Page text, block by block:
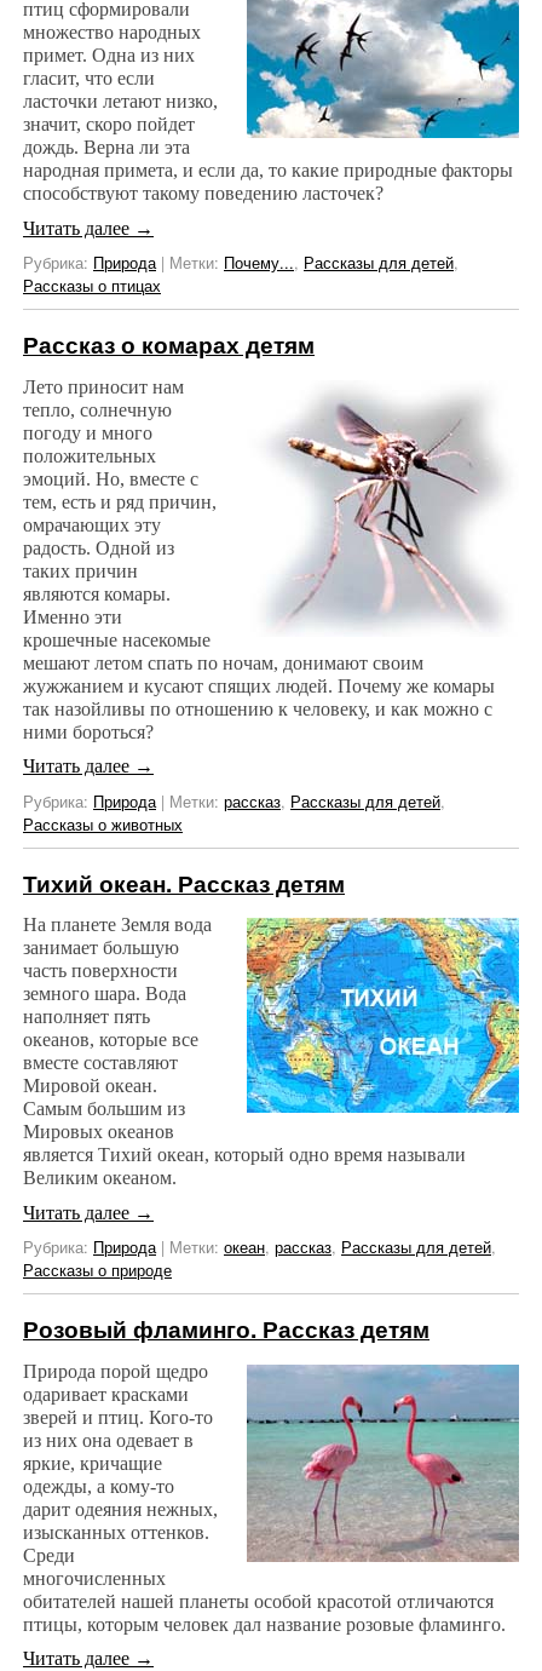
птиц сформировали
множество народных
примет. Одна из них
гласит, что если
ласточки летают низко,
значит, скоро пойдет
дождь. Верна ли эта
народная примета, и если да, то какие природные факторы
способствуют такому поведению ласточек?
Читать далее →
Рубрика: Природа | Метки: Почему..., Рассказы для детей,
Рассказы о птицах
Рассказ о комарах детям
Лето приносит нам
тепло, солнечную
погоду и много
положительных
эмоций. Но, вместе с
тем, есть и ряд причин,
омрачающих эту
радость. Одной из
таких причин
являются комары.
Именно эти
крошечные насекомые
мешают летом спать по ночам, донимают своим
жужжанием и кусают спящих людей. Почему же комары
так назойливы по отношению к человеку, и как можно с
ними бороться?
Читать далее →
Рубрика: Природа | Метки: рассказ, Рассказы для детей,
Рассказы о животных
Тихий океан. Рассказ детям
На планете Земля вода
занимает большую
часть поверхности
земного шара. Вода
наполняет пять
океанов, которые все
вместе составляют
Мировой океан.
Самым большим из
Мировых океанов
является Тихий океан, который одно время называли
Великим океаном.
Читать далее →
Рубрика: Природа | Метки: океан, рассказ, Рассказы для детей,
Рассказы о природе
Розовый фламинго. Рассказ детям
Природа порой щедро
одаривает красками
зверей и птиц. Кого-то
из них она одевает в
яркие, кричащие
одежды, а кому-то
дарит одеяния нежных,
изысканных оттенков.
Среди
многочисленных
обитателей нашей планеты особой красотой отличаются
птицы, которым человек дал название розовые фламинго.
Читать далее →